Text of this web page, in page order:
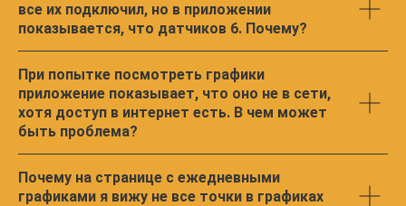
все их подключил, но в приложении
показывается, что датчиков 6. Почему?
При попытке посмотреть графики
приложение показывает, что оно не в сети,
хотя доступ в интернет есть. В чем может
быть проблема?
Почему на странице с ежедневными
графиками я вижу не все точки в графиках
Установить
приложение на iOS